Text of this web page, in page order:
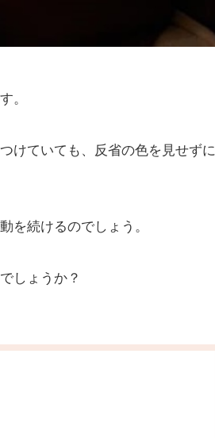
。
けていても、反省の色を見せずに
を続けるのでしょう。
しょうか？